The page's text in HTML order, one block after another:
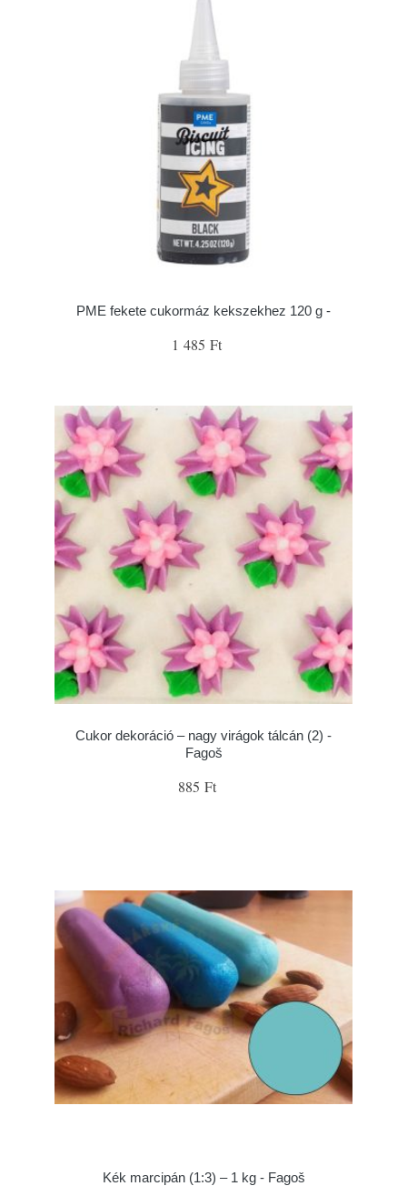
PME fekete cukormáz kekszekhez 120 g -
1 485 Ft
Cukor dekoráció – nagy virágok tálcán (2) -
Fagoš
885 Ft
Kék marcipán (1:3) – 1 kg - Fagoš